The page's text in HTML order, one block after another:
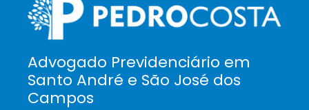
Advogado Previdenciário em
Santo André e São José dos
Campos